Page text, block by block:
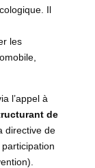
Il
les
l’appel à
de
directive de